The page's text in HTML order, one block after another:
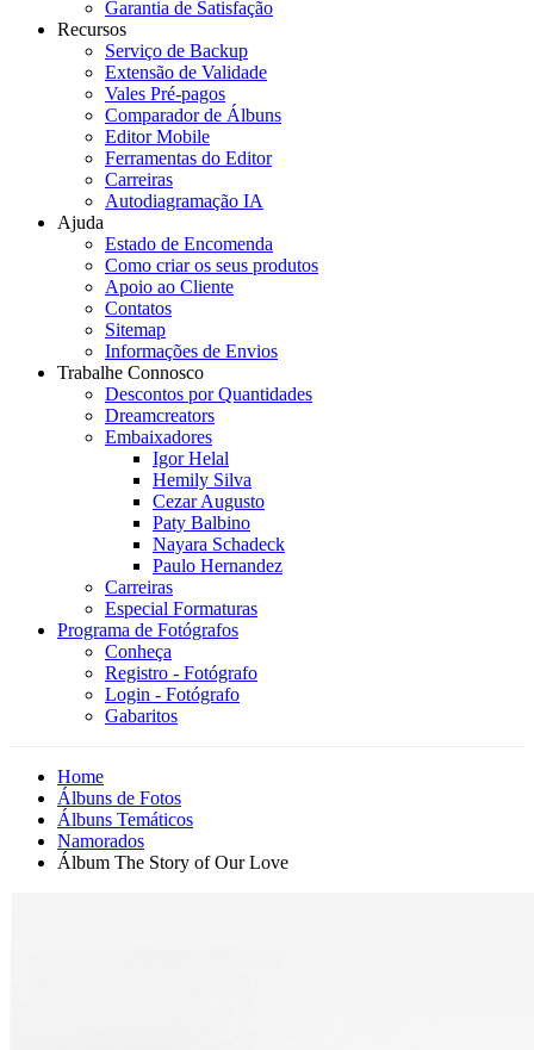
Garantia de Satisfação
Recursos
Serviço de Backup
Extensão de Validade
Vales Pré-pagos
Comparador de Álbuns
Editor Mobile
Ferramentas do Editor
Carreiras
Autodiagramação IA
Ajuda
Estado de Encomenda
Como criar os seus produtos
Apoio ao Cliente
Contatos
Sitemap
Informações de Envios
Trabalhe Connosco
Descontos por Quantidades
Dreamcreators
Embaixadores
Igor Helal
Hemily Silva
Cezar Augusto
Paty Balbino
Nayara Schadeck
Paulo Hernandez
Carreiras
Especial Formaturas
Programa de Fotógrafos
Conheça
Registro - Fotógrafo
Login - Fotógrafo
Gabaritos
Home
Álbuns de Fotos
Álbuns Temáticos
Namorados
Álbum The Story of Our Love